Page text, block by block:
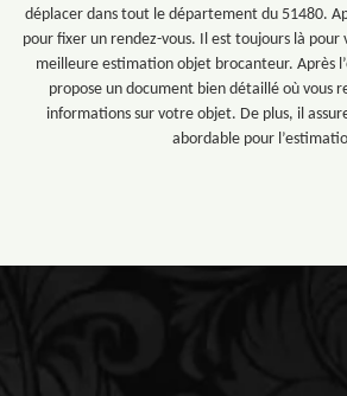
déplacer dans tout le département du 51480.
pour fixer un rendez-vous. Il est toujours là pour
meilleure estimation objet brocanteur. Après
propose un document bien détaillé où vous
informations sur votre objet. De plus, il
abordable pour